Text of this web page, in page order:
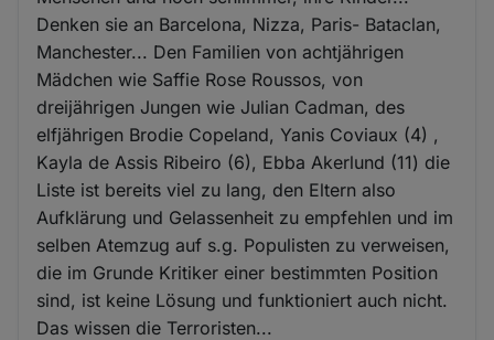
Denken sie an Barcelona, Nizza, Paris- Bataclan,
Manchester... Den Familien von achtjährigen
Mädchen wie Saffie Rose Roussos, von
dreijährigen Jungen wie Julian Cadman, des
elfjährigen Brodie Copeland, Yanis Coviaux (4) ,
Kayla de Assis Ribeiro (6), Ebba Akerlund (11) die
Liste ist bereits viel zu lang, den Eltern also
Aufklärung und Gelassenheit zu empfehlen und im
selben Atemzug auf s.g. Populisten zu verweisen,
die im Grunde Kritiker einer bestimmten Position
sind, ist keine Lösung und funktioniert auch nicht.
Das wissen die Terroristen...